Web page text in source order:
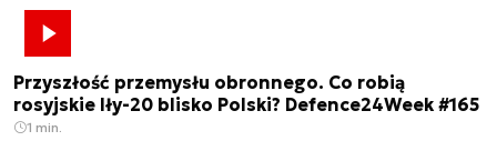
Przyszłość przemysłu obronnego. Co robią
rosyjskie Iły-20 blisko Polski? Defence24Week #165
1 min.